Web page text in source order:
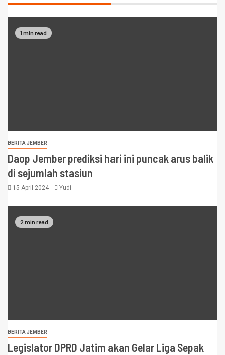
1 min read
BERITA JEMBER
Daop Jember prediksi hari ini puncak arus balik
di sejumlah stasiun
15 April 2024 Yudi
2 min read
BERITA JEMBER
Legislator DPRD Jatim akan Gelar Liga Sepak